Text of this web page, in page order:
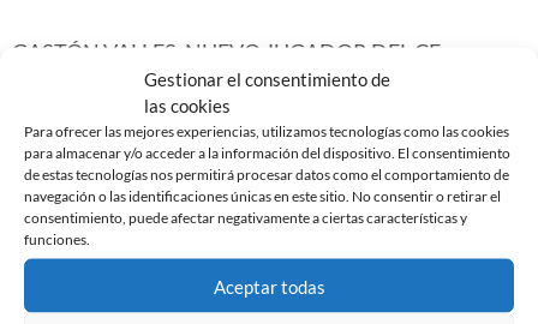
Gestionar el consentimiento de
las cookies
Para ofrecer las mejores experiencias, utilizamos tecnologías como las cookies
para almacenar y/o acceder a la información del dispositivo. El consentimiento
de estas tecnologías nos permitirá procesar datos como el comportamiento de
navegación o las identificaciones únicas en este sitio. No consentir o retirar el
consentimiento, puede afectar negativamente a ciertas características y
funciones.
Aceptar todas
GASTÓN VALLES, NUEVO JUGADOR DEL CE
30 de julio de 2026
Leer más »